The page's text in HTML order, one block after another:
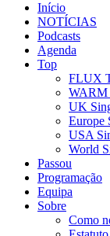
Início
NOTÍCIAS
Podcasts
Agenda
Top
FLUX
WARM
UK
Europe
USA
World
Passou
Programação
Equipa
Sobre
Como